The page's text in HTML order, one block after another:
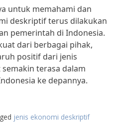
untuk memahami dan
deskriptif terus dilakukan
pemerintah di Indonesia.
dari berbagai pihak,
positif dari jenis
terasa dalam
ke depannya.
jenis ekonomi deskriptif